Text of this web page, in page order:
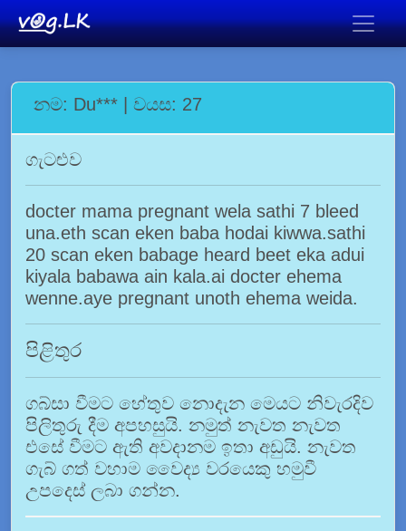
නම: Du*** | වයස: 27
ගැටළුව
docter mama pregnant wela sathi 7 bleed
una.eth scan eken baba hodai kiwwa.sathi
20 scan eken babage heard beet eka adui
kiyala babawa ain kala.ai docter ehema
wenne.aye pregnant unoth ehema weida.
පිළිතුර
ගබ්සා වීමට හේතුව නොදැන මෙයට නිවැරදිව
පිලිතුරු දීම අපහසුයි. නමුත් නැවත නැවත
එසේ වීමට ඇති අවදානම ඉතා අඩුයි. නැවත
ගැබ් ගත් වහාම වෛද්‍ය වරයෙකු හමුවී
උපදෙස් ලබා ගන්න.